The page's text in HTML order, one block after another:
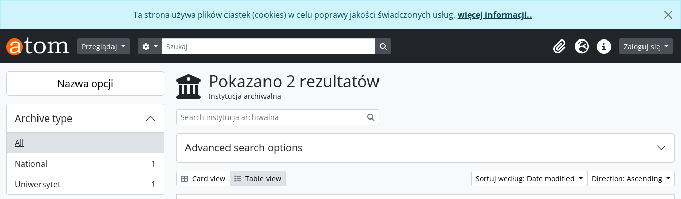
Ta strona używa plików ciastek (cookies) w celu poprawy jakości świadczonych usług. więcej informacji..
Przeglądaj Szukaj
Opcje wyszukiwania
Clipboard
Język Podręczne linki
Zaloguj się
Nazwa opcji
Archive type
All
National
, 1 results
1
Uniwersytet
, 1 results 1
Pokazano 2 rezultatów
Instytucja archiwalna
Advanced search options
Card view Table view Sortuj według: Date modified Direction: Ascending